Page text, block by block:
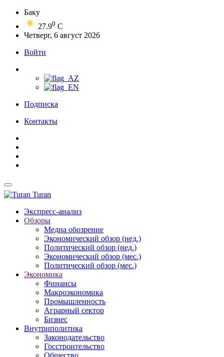
Баку
27.90 C
Четверг, 6 август 2026
Войти
Подписка
Контакты
Turan
Экспресс-анализ
Обзоры
Медиа обозрение
Экономический обзор (нед.)
Политический обзор (нед.)
Экономический обзор (мес.)
Политический обзор (мес.)
Экономика
Финансы
Макроэкономика
Промышленность
Аграрный сектор
Бизнес
Внутриполитика
Законодательство
Госстроительство
Общество